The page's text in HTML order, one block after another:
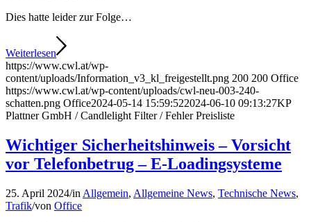
Dies hatte leider zur Folge…
Weiterlesen
https://www.cwl.at/wp-
content/uploads/Information_v3_kl_freigestellt.png 200 200 Office
https://www.cwl.at/wp-content/uploads/cwl-neu-003-240-
schatten.png Office2024-05-14 15:59:522024-06-10 09:13:27KP
Plattner GmbH / Candlelight Filter / Fehler Preisliste
Wichtiger Sicherheitshinweis – Vorsicht
vor Telefonbetrug – E-Loadingsysteme
25. April 2024/in Allgemein, Allgemeine News, Technische News,
Trafik/von Office